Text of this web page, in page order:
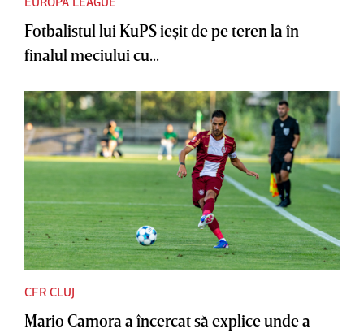
Fotbalistul lui KuPS ieşit de pe teren la în
finalul meciului cu...
CFR CLUJ
Mario Camora a încercat să explice unde a